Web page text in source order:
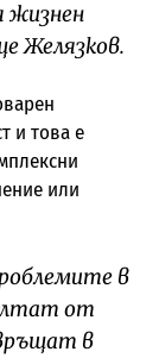
жизнен
Желязков.
и това е
или
в
от
в